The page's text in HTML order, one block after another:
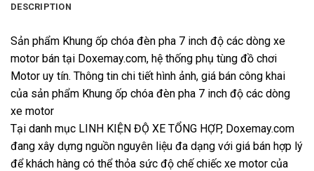
DESCRIPTION
Sản phẩm Khung ốp chóa đèn pha 7 inch độ các dòng xe
motor bán tại Doxemay.com, hệ thống phụ tùng đồ chơi
Motor uy tín. Thông tin chi tiết hình ảnh, giá bán công khai
của sản phẩm Khung ốp chóa đèn pha 7 inch độ các dòng
xe motor
Tại danh mục LINH KIỆN ĐỘ XE TỔNG HỢP, Doxemay.com
đang xây dựng nguồn nguyên liệu đa dạng với giá bán hợp lý
để khách hàng có thể thỏa sức độ chế chiếc xe motor của